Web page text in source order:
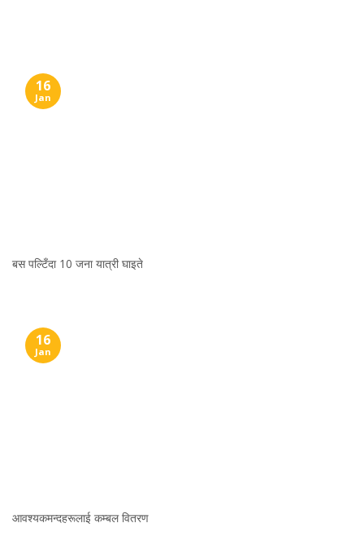
बस पल्टिँदा 10 जना यात्री घाइते
16
Jan
आवश्यकमन्दहरूलाई कम्बल वितरण
16
Jan